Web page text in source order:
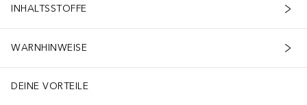
INHALTSSTOFFE
WARNHINWEISE
DEINE VORTEILE